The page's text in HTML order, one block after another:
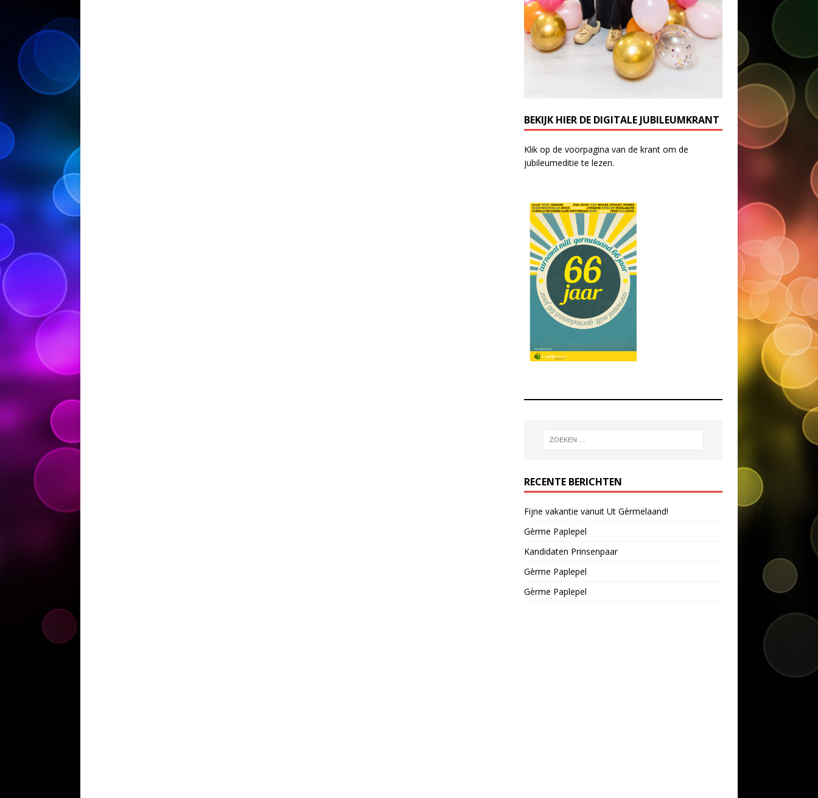
BEKIJK HIER DE DIGITALE JUBILEUMKRANT
Klik op de voorpagina van de krant om de
jubileumeditie te lezen.
RECENTE BERICHTEN
Fijne vakantie vanuit Ut Gèrmelaand!
Gèrme Paplepel
Kandidaten Prinsenpaar
Gèrme Paplepel
Gèrme Paplepel